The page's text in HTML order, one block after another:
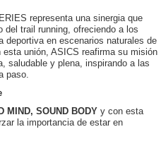
representa una sinergia que
del trail running, ofreciendo a los
deportiva en escenarios naturales de
unión, ASICS reafirma su misión
saludable y plena, inspirando a las
paso.
MIND, SOUND BODY y con esta
la importancia de estar en